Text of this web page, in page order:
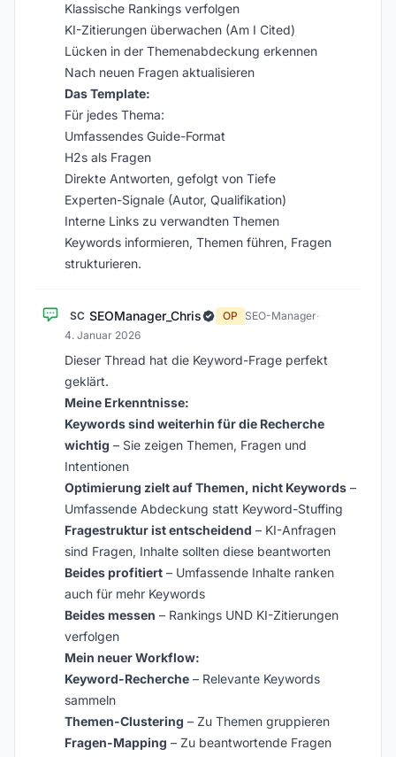
Klassische Rankings verfolgen
KI-Zitierungen überwachen (Am I Cited)
Lücken in der Themenabdeckung erkennen
Nach neuen Fragen aktualisieren
Das Template:
Für jedes Thema:
Umfassendes Guide-Format
H2s als Fragen
Direkte Antworten, gefolgt von Tiefe
Experten-Signale (Autor, Qualifikation)
Interne Links zu verwandten Themen
Keywords informieren, Themen führen, Fragen
strukturieren.
SC SEOManager_Chris OP SEO-Manager·
4. Januar 2026
Dieser Thread hat die Keyword-Frage perfekt
geklärt.
Meine Erkenntnisse:
Keywords sind weiterhin für die Recherche
wichtig – Sie zeigen Themen, Fragen und
Intentionen
Optimierung zielt auf Themen, nicht Keywords –
Umfassende Abdeckung statt Keyword-Stuffing
Fragestruktur ist entscheidend – KI-Anfragen
sind Fragen, Inhalte sollten diese beantworten
Beides profitiert – Umfassende Inhalte ranken
auch für mehr Keywords
Beides messen – Rankings UND KI-Zitierungen
verfolgen
Mein neuer Workflow:
Keyword-Recherche – Relevante Keywords
sammeln
Themen-Clustering – Zu Themen gruppieren
Fragen-Mapping – Zu beantwortende Fragen